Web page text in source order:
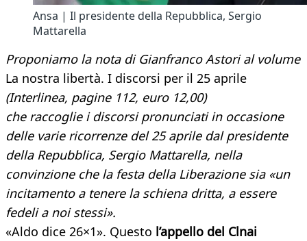
Ansa | Il presidente della Repubblica, Sergio
Mattarella
Proponiamo la nota di Gianfranco Astori al volume
La nostra libertà. I discorsi per il 25 aprile
(Interlinea, pagine 112, euro 12,00)
che raccoglie i discorsi pronunciati in occasione
delle varie ricorrenze del 25 aprile dal presidente
della Repubblica, Sergio Mattarella, nella
convinzione che la festa della Liberazione sia «un
incitamento a tenere la schiena dritta, a essere
fedeli a noi stessi».
«Aldo dice 26×1». Questo l’appello del Clnai